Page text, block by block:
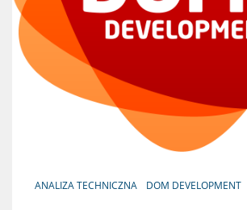
ANALIZA TECHNICZNA DOM DEVELOPMENT